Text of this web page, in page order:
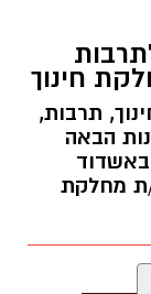
בשיתוף
והחלו
לאיתור
חינוך
תרבות,
הבאה
ת מחלקת